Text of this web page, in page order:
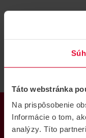
Táto webstránka
Na prispôsobenie
Informácie o tom,
analýzy. Títo
PRODUKTY